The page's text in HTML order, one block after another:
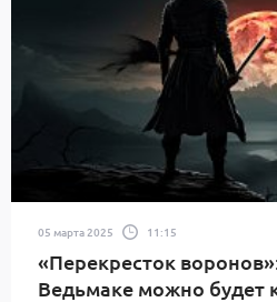
05 марта 2025 11:15
«Перекресток
Ведьмаке можно будет